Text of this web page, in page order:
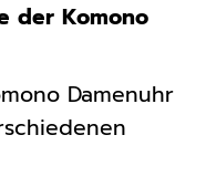
der Komono
Damenuhr